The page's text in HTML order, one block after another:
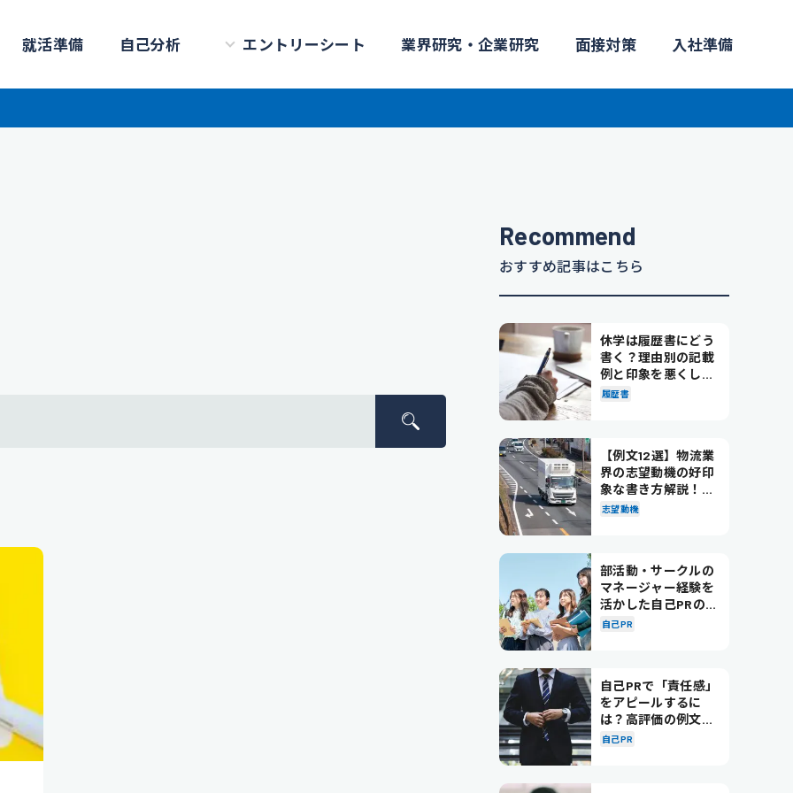
就活準備 自己分析 エントリーシート 業界研究・企業研究 面接対策 入社準備
Recommend
おすすめ記事はこちら
休学は履歴書にどう
書く？理由別の記載
例と印象を悪くしな
い書き方を解説
履歴書
【例文12選】物流業
界の志望動機の好印
象な書き方解説！パ
ターン別の例文も紹
志望動機
部活動・サークルの
マネージャー経験を
活かした自己PRの書
き方を徹底解説！
自己PR
自己PRで「責任感」
をアピールするに
は？高評価の例文も
紹介！
自己PR